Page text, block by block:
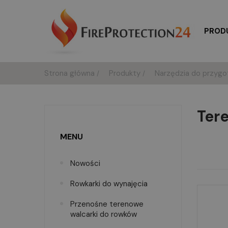
Strona główna Produkty Narzędzia do
MENU
Nowości
Rowkarki do wynajęcia
Przenośne terenowe
walcarki do rowków